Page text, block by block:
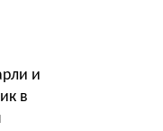
и
в